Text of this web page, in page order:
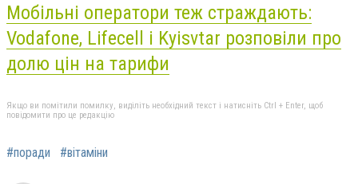
Мобільні оператори теж страждають:
Vodafone, Lifecell і Kyisvtar розповіли про
долю цін на тарифи
Якщо ви помітили помилку, виділіть необхідний текст і натисніть Ctrl + Enter, щоб
повідомити про це редакцію
#поради #вітаміни